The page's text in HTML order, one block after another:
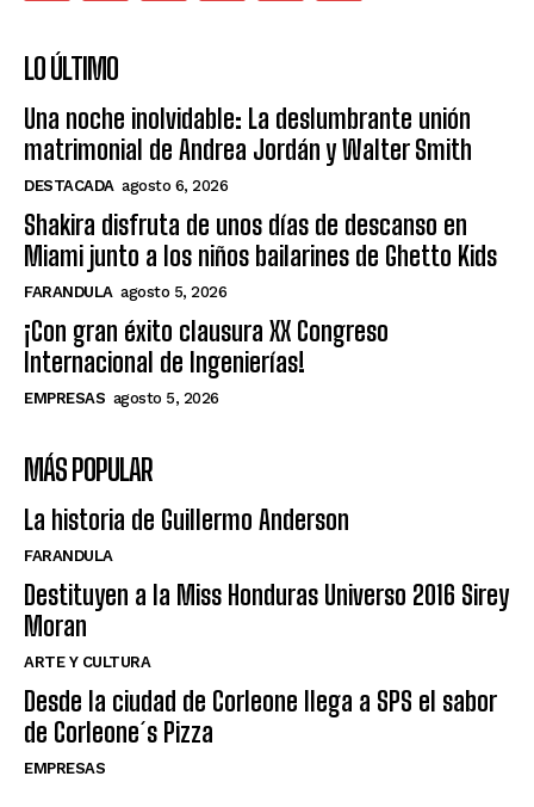
LO ÚLTIMO
Una noche inolvidable: La deslumbrante unión
matrimonial de Andrea Jordán y Walter Smith
DESTACADA agosto 6, 2026
Shakira disfruta de unos días de descanso en
Miami junto a los niños bailarines de Ghetto Kids
FARANDULA agosto 5, 2026
¡Con gran éxito clausura XX Congreso
Internacional de Ingenierías!
EMPRESAS agosto 5, 2026
MÁS POPULAR
La historia de Guillermo Anderson
FARANDULA
Destituyen a la Miss Honduras Universo 2016 Sirey
Moran
ARTE Y CULTURA
Desde la ciudad de Corleone llega a SPS el sabor
de Corleone´s Pizza
EMPRESAS